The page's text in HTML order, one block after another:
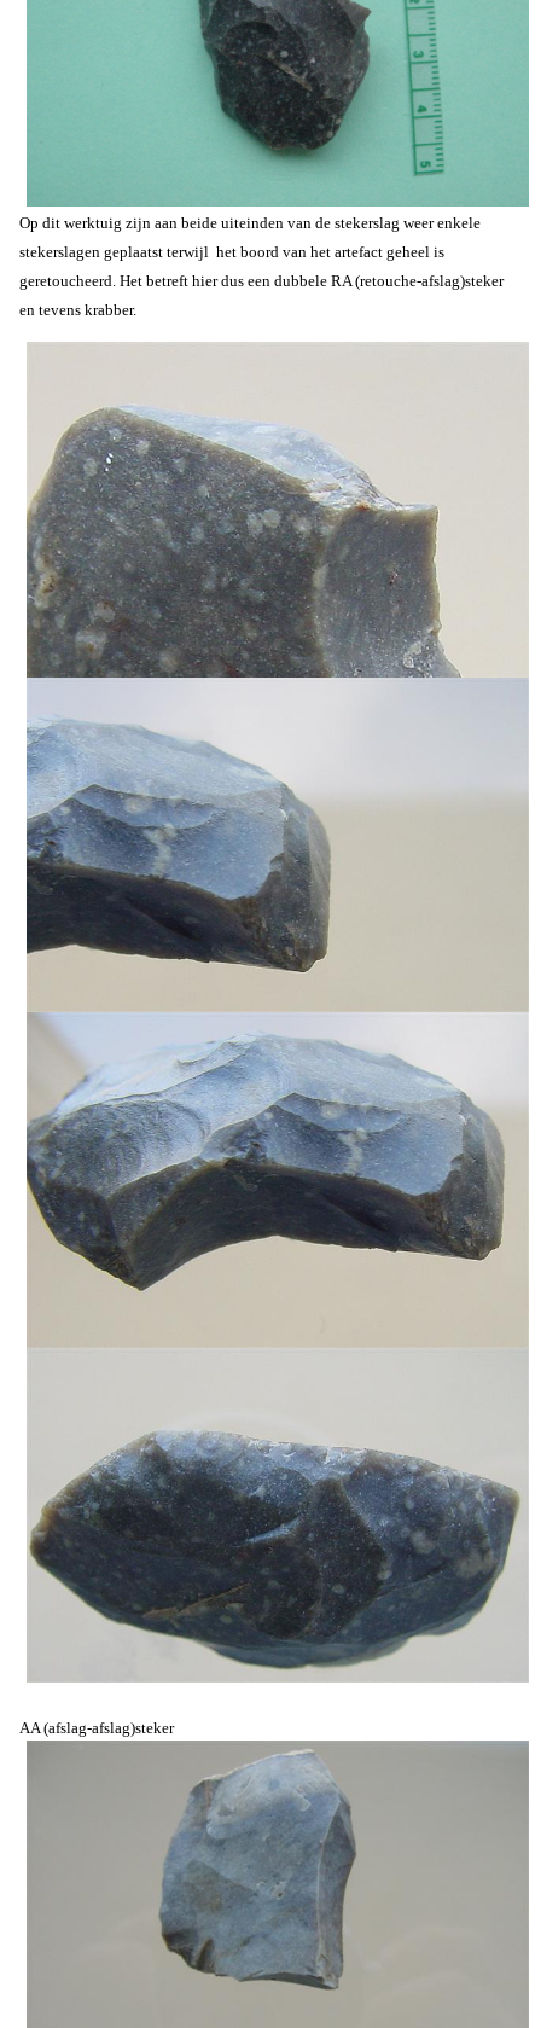
Op dit werktuig zijn aan beide uiteinden van de stekerslag weer enkele
stekerslagen geplaatst terwijl het boord van het artefact geheel is
geretoucheerd. Het betreft hier dus een dubbele RA (retouche-afslag)steker
en tevens krabber.
AA (afslag-afslag)steker